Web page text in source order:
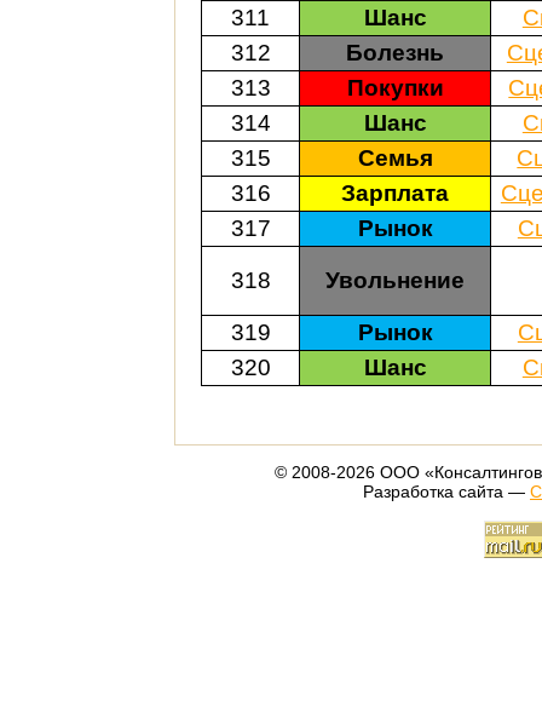
311
Шанс
312
Болезнь
313
Покупки
314
Шанс
315
Семья
316
Зарплата
317
Рынок
318 Увольнение
319 Рынок
320
Шанс
© 2008-2026 ООО
Разработка сайта —